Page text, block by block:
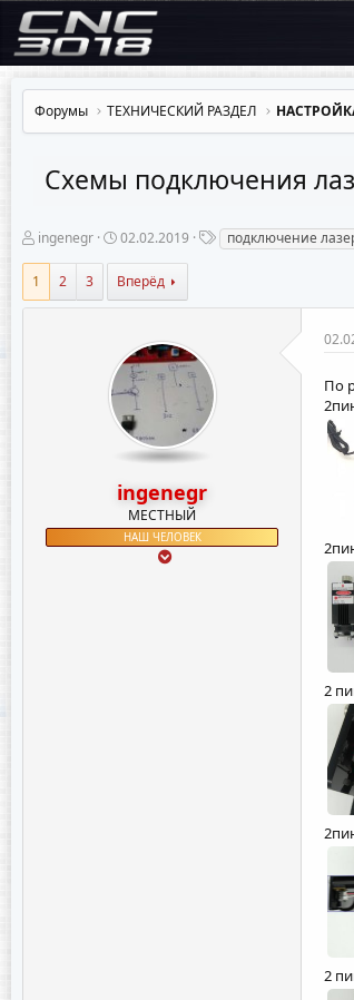
Форумы ТЕХНИЧЕСКИЙ РАЗДЕЛ
Схемы подключения
А
о
р
ingenegr
Д
а
н
а
а
02.02.2019
Т
е
подключение
1 2 3 Вперёд
ingenegr
МЕСТНЫЙ
НАШ ЧЕЛОВЕК
По
2
2